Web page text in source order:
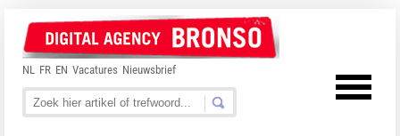
NL FR EN Vacatures Nieuwsbrief